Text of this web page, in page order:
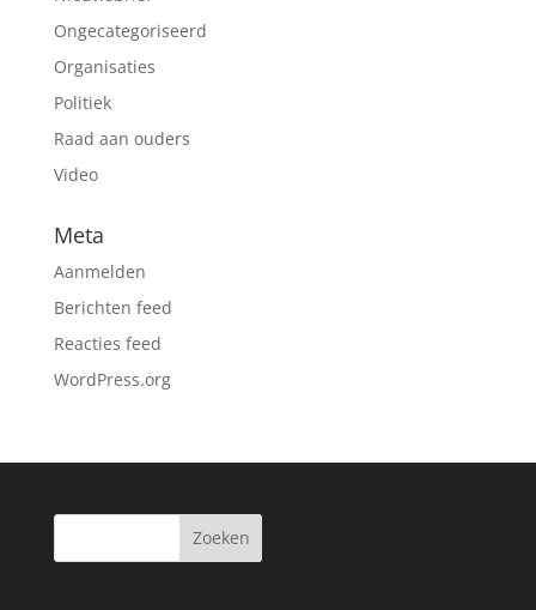
Ongecategoriseerd
Organisaties
Politiek
Raad aan ouders
Video
Meta
Aanmelden
Berichten feed
Reacties feed
WordPress.org